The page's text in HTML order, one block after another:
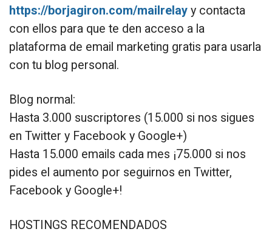
https://borjagiron.com/mailrelay y contacta
con ellos para que te den acceso a la
plataforma de email marketing gratis para usarla
con tu blog personal.
Blog normal:
Hasta 3.000 suscriptores (15.000 si nos sigues
en Twitter y Facebook y Google+)
Hasta 15.000 emails cada mes ¡75.000 si nos
pides el aumento por seguirnos en Twitter,
Facebook y Google+!
HOSTINGS RECOMENDADOS